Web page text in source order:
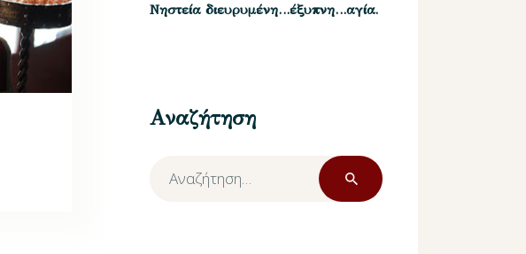
Νηστεία διευρυμένη…έξυπνη…αγία.
Αναζήτηση
Αναζήτηση
για: